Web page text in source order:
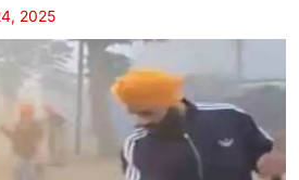
2025